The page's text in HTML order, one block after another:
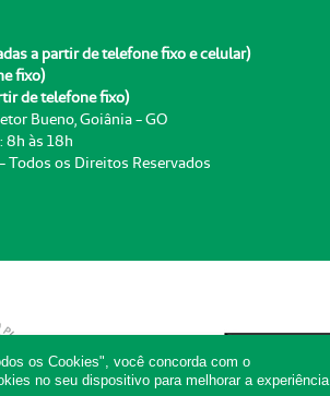
a partir de telefone fixo e celular)
fixo)
de telefone fixo)
Bueno, Goiânia - GO
8h às 18h
os Direitos Reservados
os Cookies", você concorda com o
no seu dispositivo para melhorar a experiência